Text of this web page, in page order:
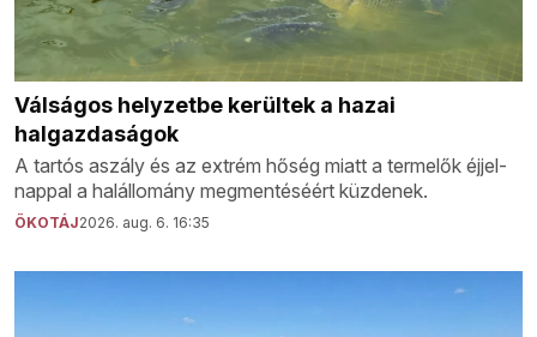
Válságos helyzetbe kerültek a hazai
halgazdaságok
A tartós aszály és az extrém hőség miatt a termelők éjjel-
nappal a halállomány megmentéséért küzdenek.
ÖKOTÁJ2026. aug. 6. 16:35